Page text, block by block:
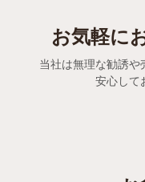
お気軽に
当社は無理な勧誘や
安心して